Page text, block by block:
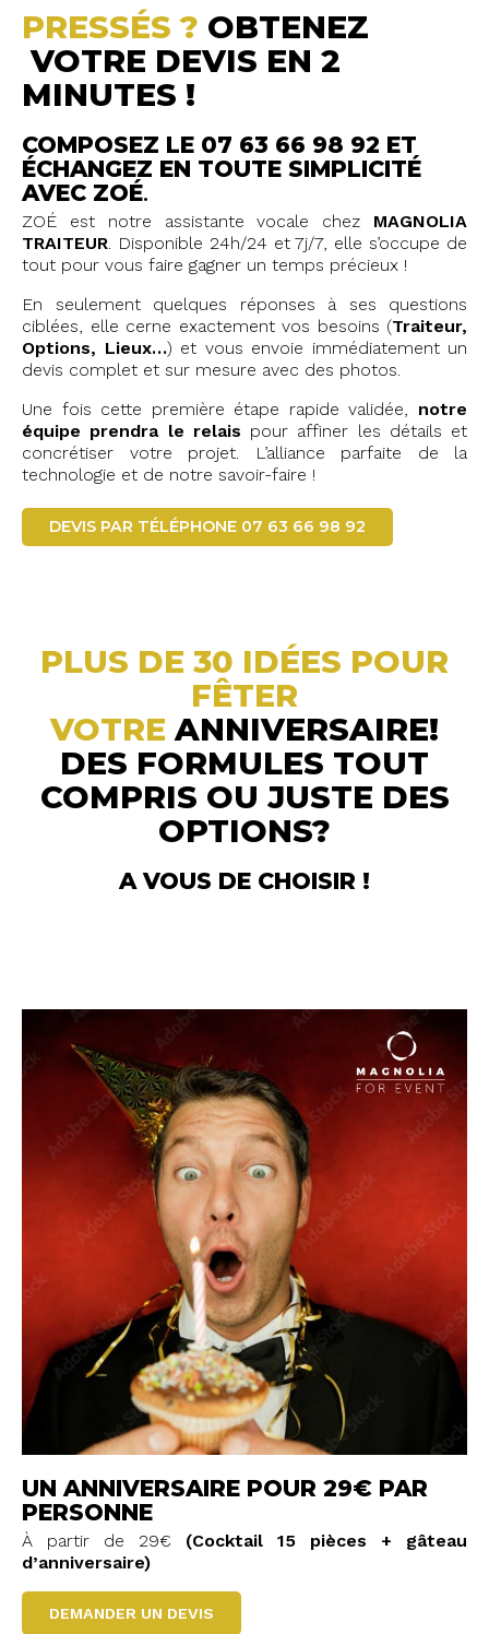
PRESSÉS ? OBTENEZ
VOTRE DEVIS EN 2
MINUTES !
COMPOSEZ LE 07 63 66 98 92 ET
ÉCHANGEZ EN TOUTE SIMPLICITÉ
AVEC ZOÉ.
ZOÉ est notre assistante vocale chez MAGNOLIA
TRAITEUR. Disponible 24h/24 et 7j/7, elle s’occupe de
tout pour vous faire gagner un temps précieux !
En seulement quelques réponses à ses questions
ciblées, elle cerne exactement vos besoins (Traiteur,
Options, Lieux…) et vous envoie immédiatement un
devis complet et sur mesure avec des photos.
Une fois cette première étape rapide validée, notre
équipe prendra le relais pour affiner les détails et
concrétiser votre projet. L’alliance parfaite de la
technologie et de notre savoir-faire !
DEVIS PAR TÉLÉPHONE 07 63 66 98 92
PLUS DE 30 IDÉES POUR
FÊTER
VOTREANNIVERSAIRE!
DES FORMULES TOUT
COMPRIS OU JUSTE DES
OPTIONS?
A VOUS DE CHOISIR !
UN ANNIVERSAIRE POUR 29€ PAR
PERSONNE
À partir de 29€ (Cocktail 15 pièces + gâteau
d’anniversaire)
DEMANDER UN DEVIS